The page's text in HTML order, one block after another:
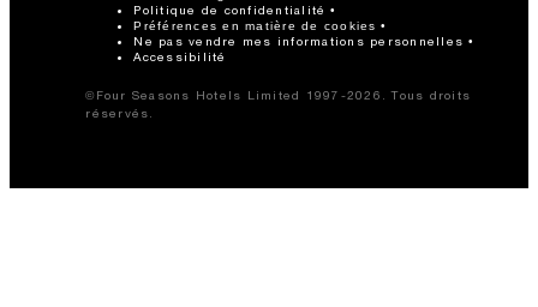
Politique de confidentialité
Préférences en matière de cookies
Ne pas vendre mes informations personnelles
Accessibilité
©Four Seasons Hotels Limited 1997-2026. Tous droits
réservés.